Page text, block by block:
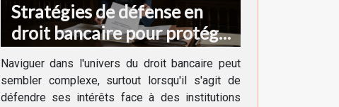
Stratégies de défense en
droit bancaire pour protéger
vos intérêts
Naviguer dans l'univers du droit bancaire peut
sembler complexe, surtout lorsqu'il s'agit de
défendre ses intérêts face à des institutions